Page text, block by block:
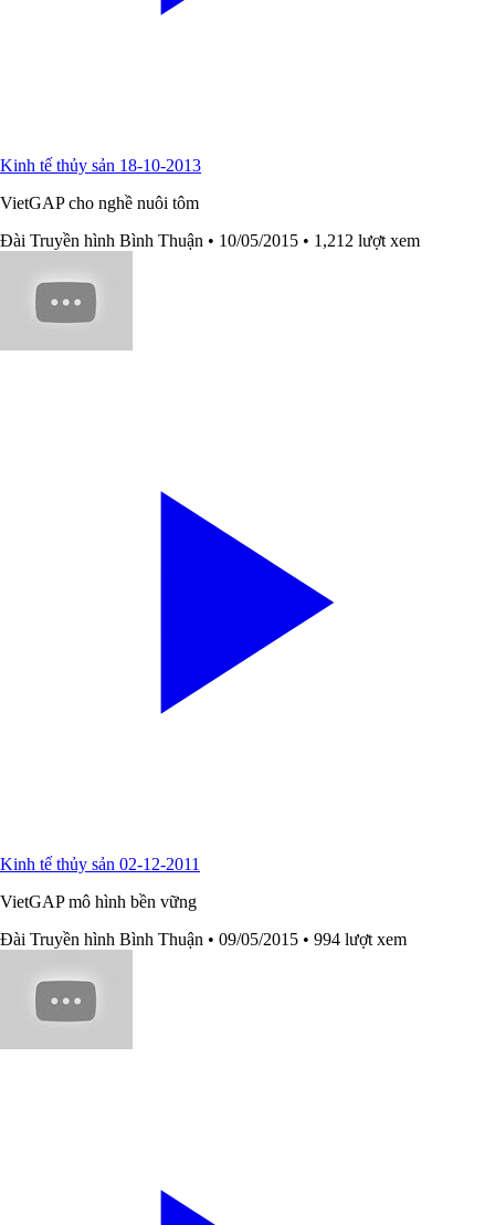
Kinh tế thủy sản 18-10-2013
VietGAP cho nghề nuôi tôm
Đài Truyền hình Bình Thuận • 10/05/2015 • 1,212 lượt xem
Kinh tế thủy sản 02-12-2011
VietGAP mô hình bền vững
Đài Truyền hình Bình Thuận • 09/05/2015 • 994 lượt xem